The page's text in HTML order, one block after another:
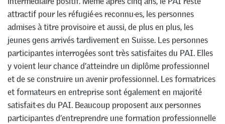
attractif pour les réfugié·es reconnu·es, les personnes
admises à titre provisoire et aussi, de plus en plus, les
jeunes gens arrivés tardivement en Suisse. Les personnes
participantes interrogées sont très satisfaites du PAI. Elles
y voient leur chance d’atteindre un diplôme professionnel
et de se construire un avenir professionnel. Les formatrices
et formateurs en entreprise sont également en majorité
satisfait·es du PAI. Beaucoup proposent aux personnes
participantes d’entreprendre une formation professionnelle